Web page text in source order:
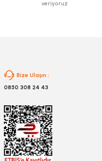
veriyoruz
Bize Ulaşın :
0850 308 24 43